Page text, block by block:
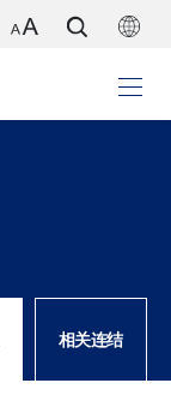
相关连结